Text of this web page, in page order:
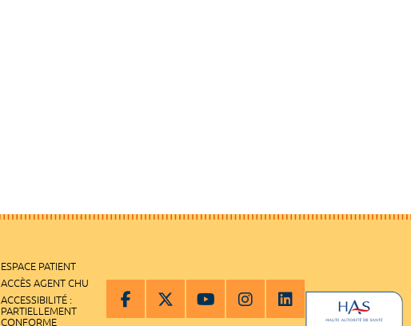
ESPACE PATIENT
ACCÈS AGENT CHU
ACCESSIBILITÉ :
PARTIELLEMENT
CONFORME